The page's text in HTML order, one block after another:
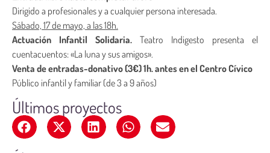
Dirigido a profesionales y a cualquier persona interesada.
Sábado, 17 de mayo, a las 18h.
Actuación Infantil Solidaria. Teatro Indigesto presenta el
cuentacuentos: «La luna y sus amigos».
Venta de entradas-donativo (3€) 1h. antes en el Centro Cívico
Público infantil y familiar (de 3 a 9 años)
Últimos proyectos